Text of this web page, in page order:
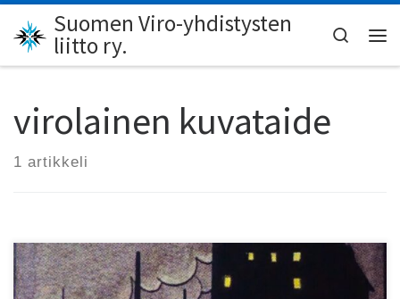
Skip to content
Suomen Viro-yhdistysten
liitto ry.
Search
virolainen kuvataide
1 artikkeli